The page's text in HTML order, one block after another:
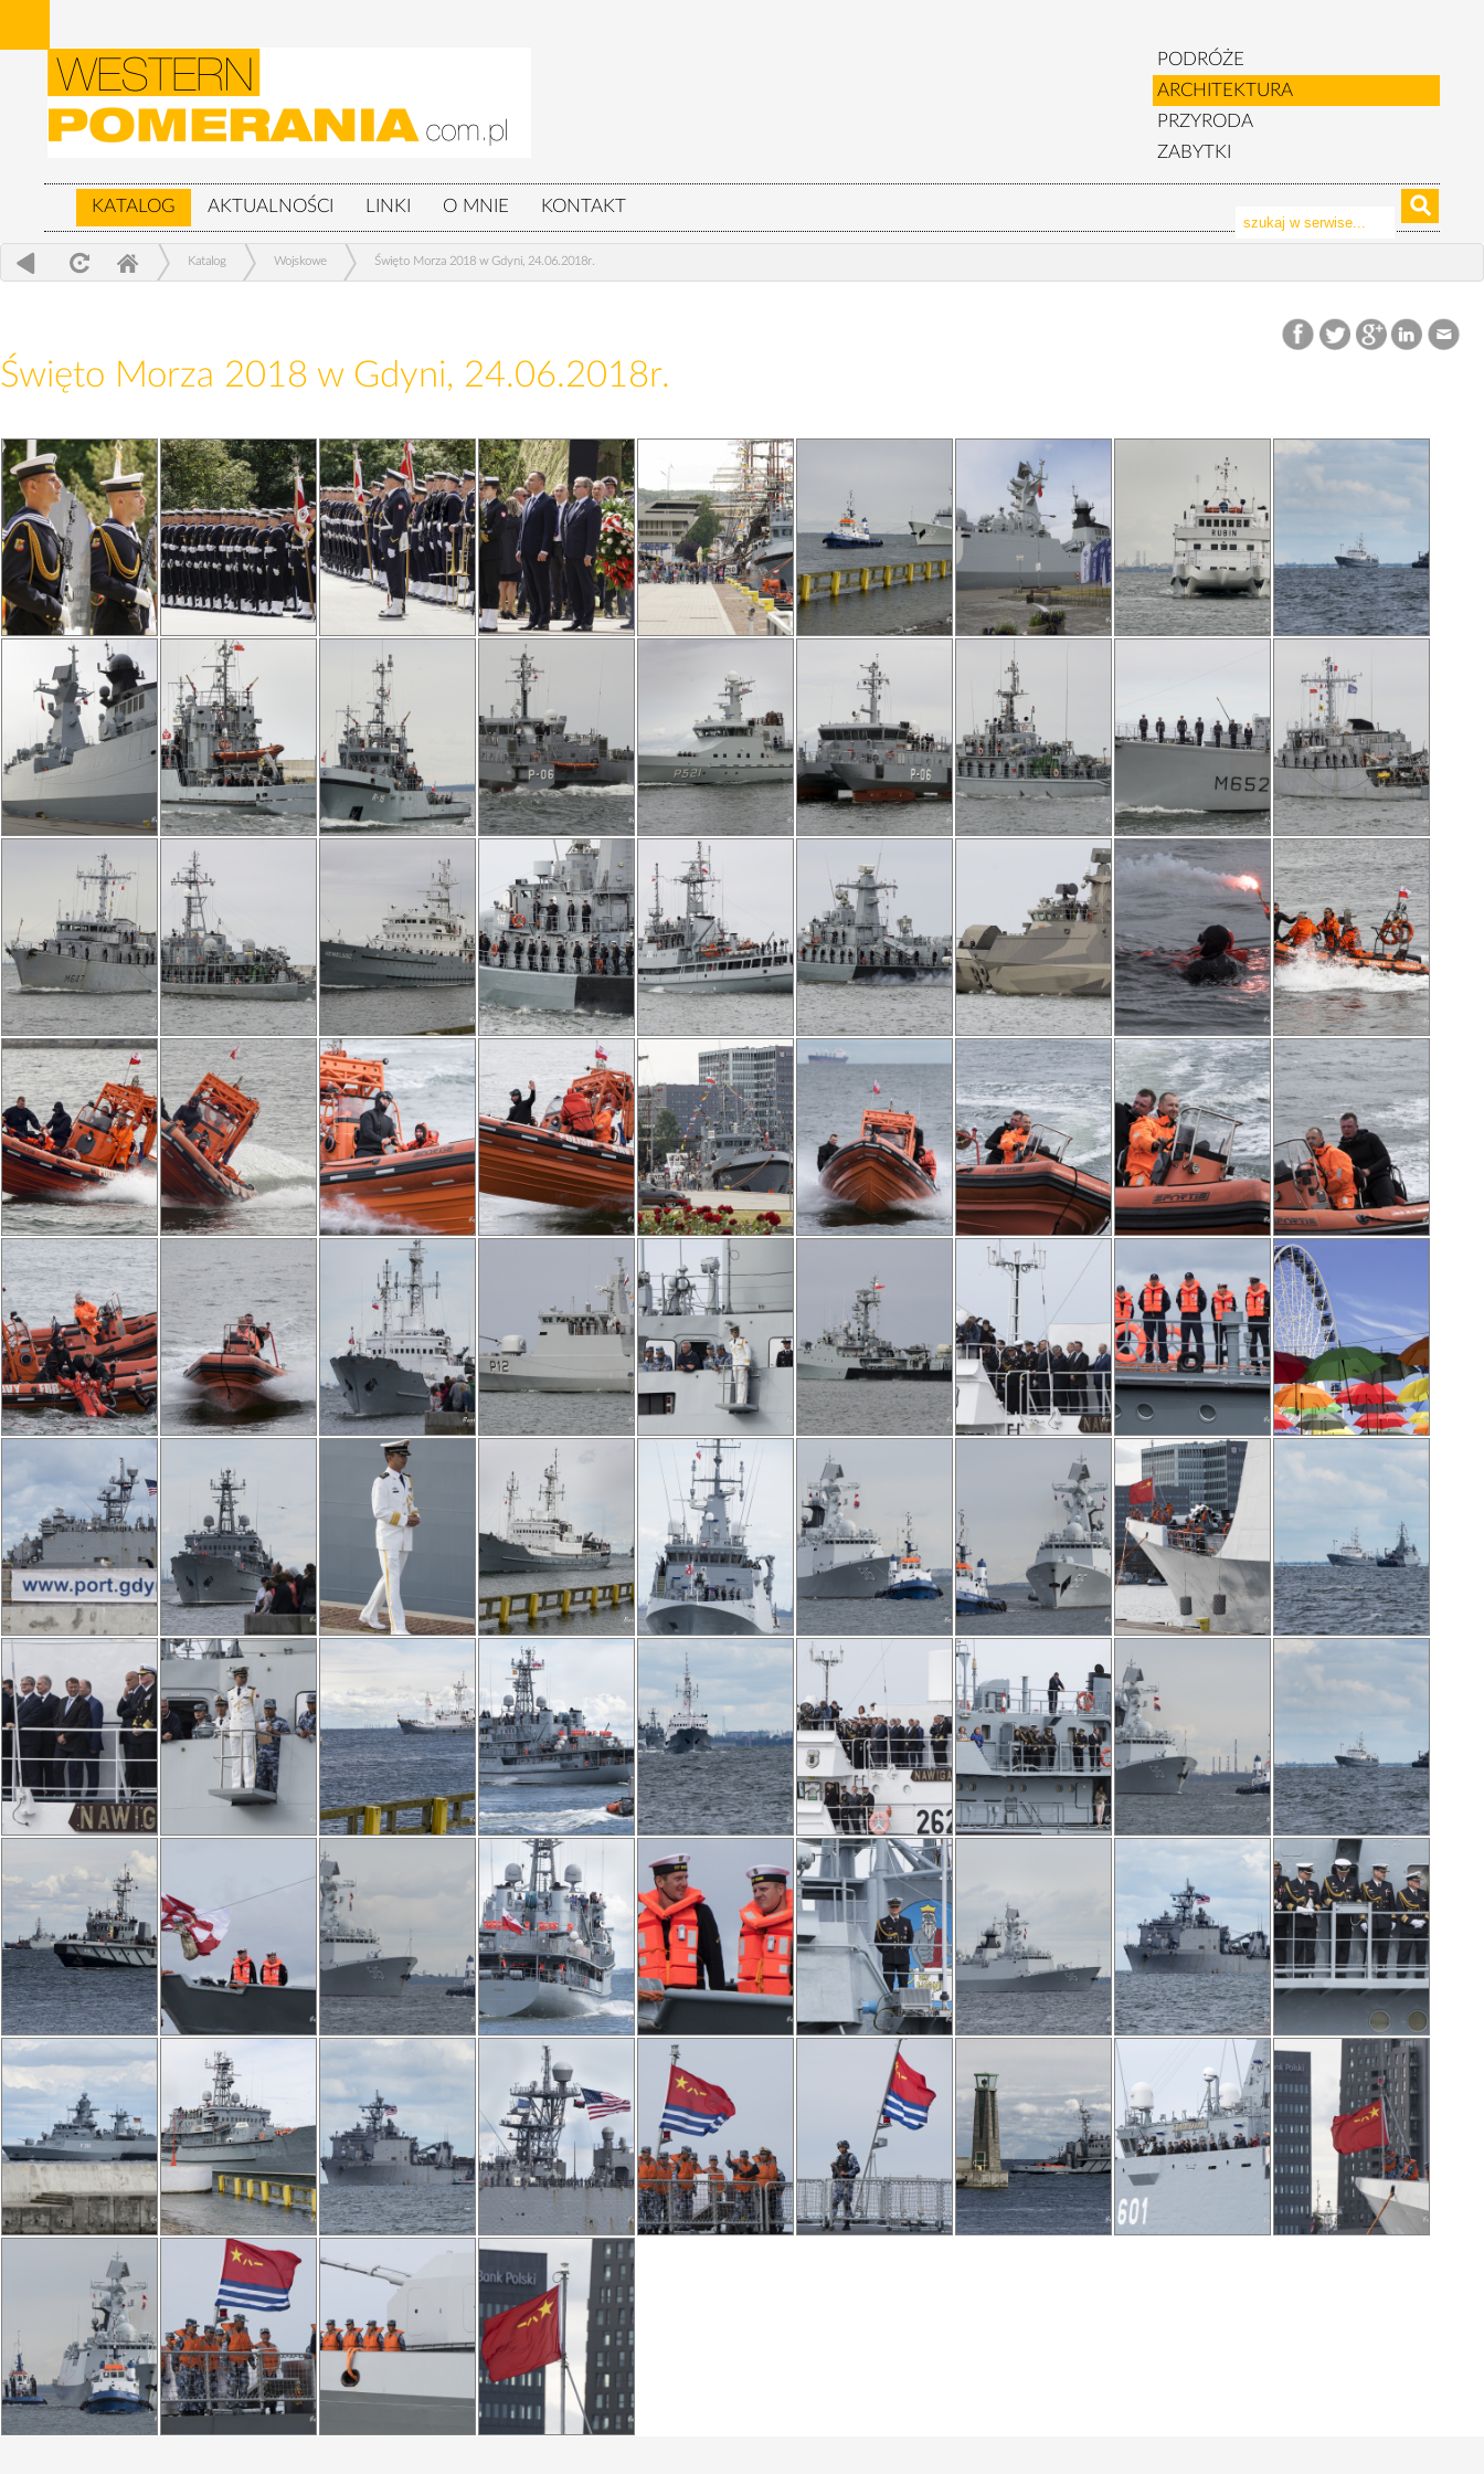
PODRÓŻE
ARCHITEKTURA
PRZYRODA
ZABYTKI
KATALOG AKTUALNOŚCI LINKI O MNIE KONTAKT
Katalog Wojskowe Święto Morza 2018 w Gdyni, 24.06.2018r.
Święto Morza 2018 w Gdyni, 24.06.2018r.